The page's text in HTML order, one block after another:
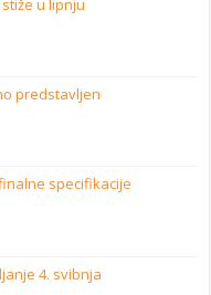
u lipnju
predstavljen
specifikacije
4. svibnja